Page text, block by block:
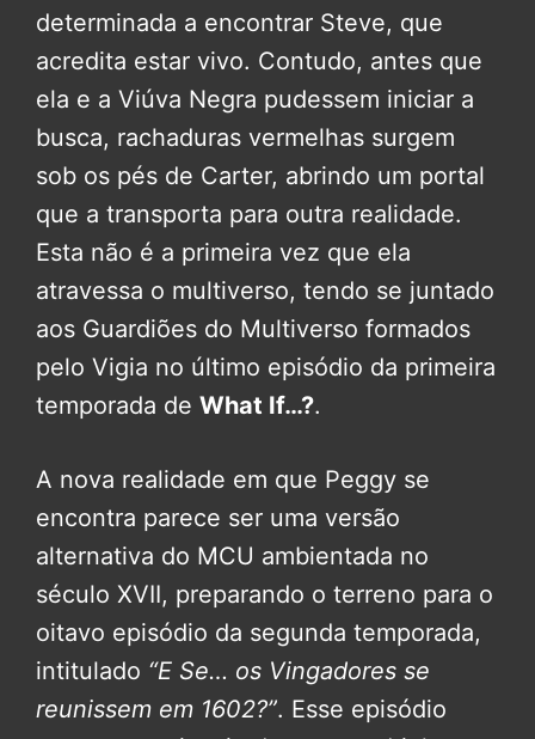
determinada a encontrar Steve, que
acredita estar vivo. Contudo, antes que
ela e a Viúva Negra pudessem iniciar a
busca, rachaduras vermelhas surgem
sob os pés de Carter, abrindo um portal
que a transporta para outra realidade.
Esta não é a primeira vez que ela
atravessa o multiverso, tendo se juntado
aos Guardiões do Multiverso formados
pelo Vigia no último episódio da primeira
temporada de What If…?.
A nova realidade em que Peggy se
encontra parece ser uma versão
alternativa do MCU ambientada no
século XVII, preparando o terreno para o
oitavo episódio da segunda temporada,
intitulado “E Se… os Vingadores se
reunissem em 1602?”. Esse episódio